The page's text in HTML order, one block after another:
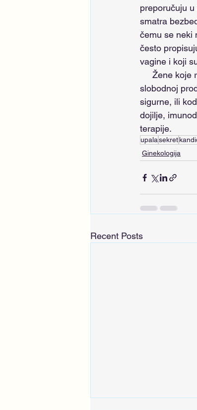
preporučuju
smatra
čemu se neki
često
vagine i koji
slobodnoj
sigurne, ili
dojilje,
terapije.
upalasekret
Ginekologija
Recent Posts